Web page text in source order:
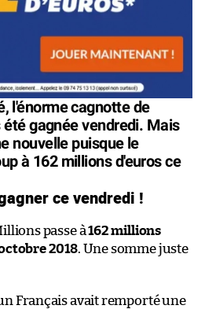
l'énorme cagnotte de
été gagnée vendredi. Mais
nouvelle puisque le
à 162 millions d'euros ce
ce vendredi !
passe à162 millions
2018. Une somme juste
Français avait remporté une